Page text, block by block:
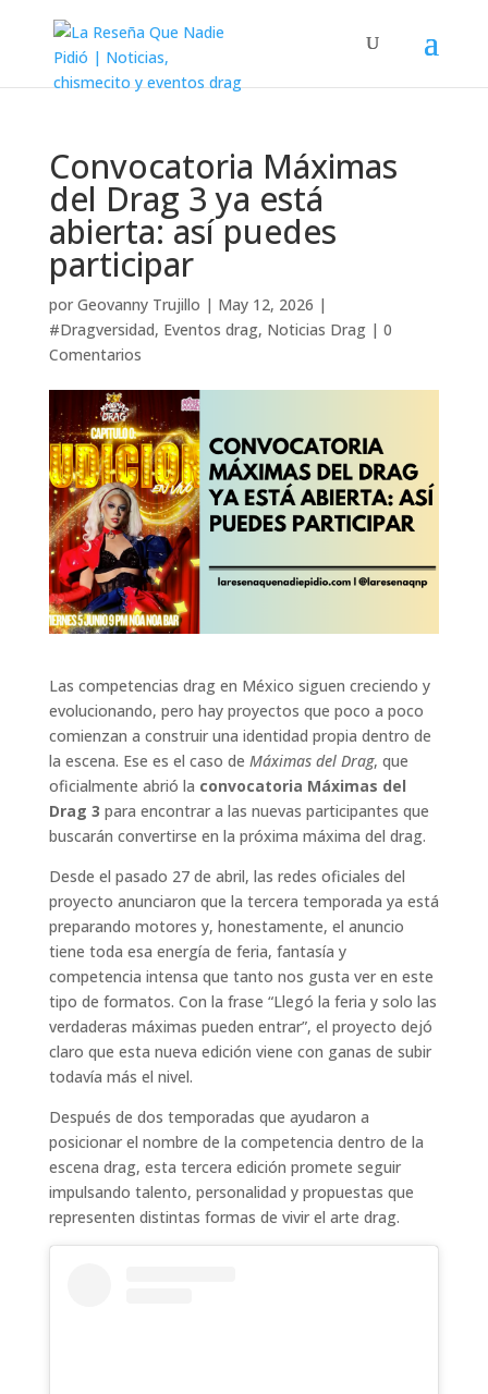
Convocatoria Máximas
del Drag 3 ya está
abierta: así puedes
participar
por Geovanny Trujillo | May 12, 2026 |
#Dragversidad, Eventos drag, Noticias Drag| 0
Comentarios
Las competencias drag en México siguen creciendo y
evolucionando, pero hay proyectos que poco a poco
comienzan a construir una identidad propia dentro de
la escena. Ese es el caso de Máximas del Drag, que
oficialmente abrió la convocatoria Máximas del
Drag 3 para encontrar a las nuevas participantes que
buscarán convertirse en la próxima máxima del drag.
Desde el pasado 27 de abril, las redes oficiales del
proyecto anunciaron que la tercera temporada ya está
preparando motores y, honestamente, el anuncio
tiene toda esa energía de feria, fantasía y
competencia intensa que tanto nos gusta ver en este
tipo de formatos. Con la frase “Llegó la feria y solo las
verdaderas máximas pueden entrar”, el proyecto dejó
claro que esta nueva edición viene con ganas de subir
todavía más el nivel.
Después de dos temporadas que ayudaron a
posicionar el nombre de la competencia dentro de la
escena drag, esta tercera edición promete seguir
impulsando talento, personalidad y propuestas que
representen distintas formas de vivir el arte drag.